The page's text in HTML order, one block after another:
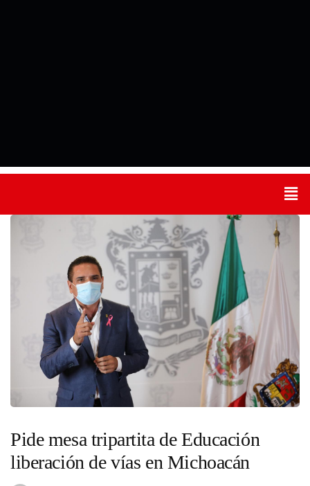
Pide mesa tripartita de Educación
liberación de vías en Michoacán